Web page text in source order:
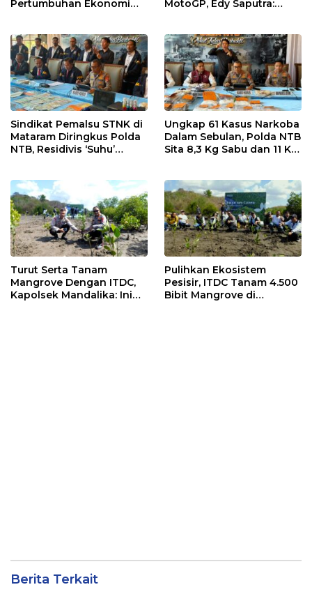
Pertumbuhan Ekonomi
MotoGP, Edy Saputra:
Sindikat Pemalsu STNK di
Mataram Diringkus Polda
NTB, Residivis ‘Suhu’
Ungkap 61 Kasus Narkoba
Dalam Sebulan, Polda NTB
Sita 8,3 Kg Sabu dan 11 Kg
Turut Serta Tanam
Mangrove Dengan ITDC,
Kapolsek Mandalika: Ini
Pulihkan Ekosistem
Pesisir, ITDC Tanam 4.500
Bibit Mangrove di
Berita Terkait